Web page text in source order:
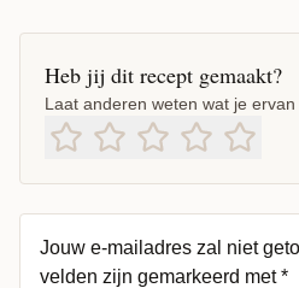
Heb jij dit recept gemaakt?
Laat anderen weten wat je ervan
Jouw e-mailadres zal niet
velden zijn gemarkeerd met*